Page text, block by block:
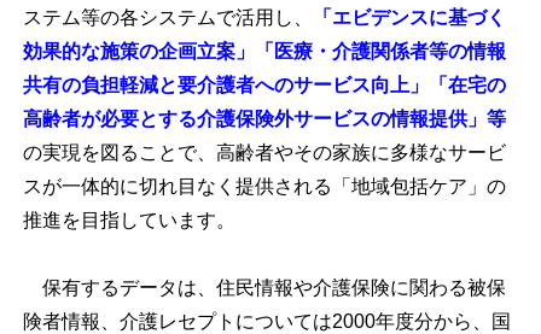
ステム等の各システムで活用し、
「エビデンスに基づく
効果的な施策の企画立案」「医療・介護関係者等の情報
共有の負担軽減と要介護者へのサービス向上」「在宅の
高齢者が必要とする介護保険外サービスの情報提供」等
の実現を図ることで、高齢者やその家族に多様なサービ
スが一体的に切れ目なく提供される「地域包括ケア」の
推進を目指しています。
保有するデータは、住民情報や介護保険に関わる被保
険者情報、介護レセプトについては2000年度分から、国